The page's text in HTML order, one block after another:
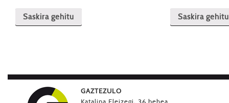
Saskira gehitu Saskira gehitu
GAZTEZULO